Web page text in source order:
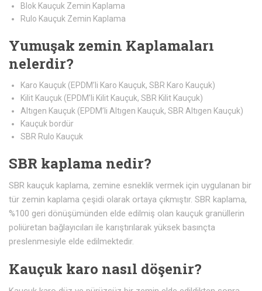
Blok Kauçuk Zemin Kaplama
Rulo Kauçuk Zemin Kaplama
Yumuşak zemin Kaplamaları
nelerdir?
Karo Kauçuk (EPDM’li Karo Kauçuk, SBR Karo Kauçuk)
Kilit Kauçuk (EPDM’li Kilit Kauçuk, SBR Kilit Kauçuk)
Altıgen Kauçuk (EPDM’li Altıgen Kauçuk, SBR Altıgen Kauçuk)
Kauçuk bordür
SBR Rulo Kauçuk
SBR kaplama nedir?
SBR kauçuk kaplama, zemine esneklik vermek için uygulanan bir
tür zemin kaplama çeşidi olarak ortaya çıkmıştır. SBR kaplama,
%100 geri dönüşümünden elde edilmiş olan kauçuk granüllerin
poliüretan bağlayıcıları ile karıştırılarak yüksek basınçta
preslenmesiyle elde edilmektedir.
Kauçuk karo nasıl döşenir?